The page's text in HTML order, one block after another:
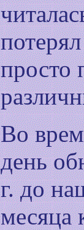
просто
Во
день
г. до
месяца